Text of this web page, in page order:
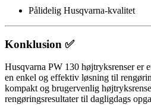
Pålidelig Husqvarna-kvalitet
Konklusion ✅
Husqvarna PW 130 højtryksrenser er
en enkel og effektiv løsning til
kompakt og brugervenlig
rengøringsresultater til dagligdags